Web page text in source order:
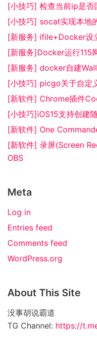
[小技巧] 检查当前ip是否
[小技巧] socat实现本地
[新服务] ifile+Docker设
[新服务]Docker运行115
[新服务] docker自建
[小技巧] picgo关于自定
[新软件] Chrome插件
[小技巧]iOS15支持创建
[新软件] One
[新软件] 录屏(Screen
OBS
Meta
Log in
Entries feed
Comments feed
WordPress.org
About This Site
没事胡说霸道
TG Channel: https://